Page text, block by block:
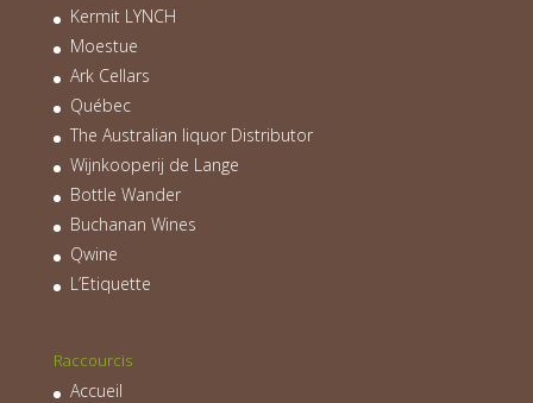
Kermit LYNCH
Moestue
Ark Cellars
Québec
The Australian liquor Distributor
Wijnkooperij de Lange
Bottle Wander
Buchanan Wines
Qwine
L’Etiquette
Raccourcis
Accueil